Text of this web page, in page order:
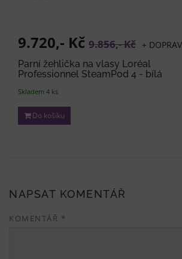
9.720,- Kč 9.856,- Kč +
Parní žehlička na vlasy Loréal
Professionnel SteamPod 4 - bílá
Skladem 4 ks
Do košíku
NAPSAT KOMENTÁŘ
KOMENTÁŘ *